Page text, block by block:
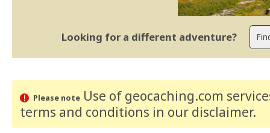
Looking for a different adventure?
Please noteUse of geocaching.com
terms and conditions in our disclaimer.